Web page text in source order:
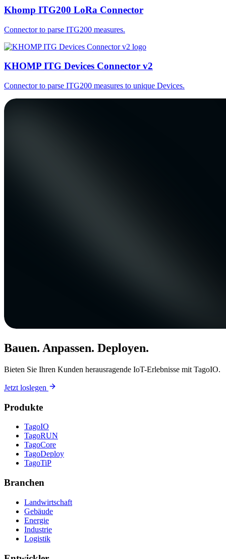
Khomp ITG200 LoRa Connector
Connector to parse ITG200 measures.
KHOMP ITG Devices Connector v2
Connector to parse ITG200 measures to unique Devices.
Bauen. Anpassen. Deployen.
Bieten Sie Ihren Kunden herausragende IoT-Erlebnisse mit TagoIO.
Jetzt loslegen
Produkte
TagoIO
TagoRUN
TagoCore
TagoDeploy
TagoTiP
Branchen
Landwirtschaft
Gebäude
Energie
Industrie
Logistik